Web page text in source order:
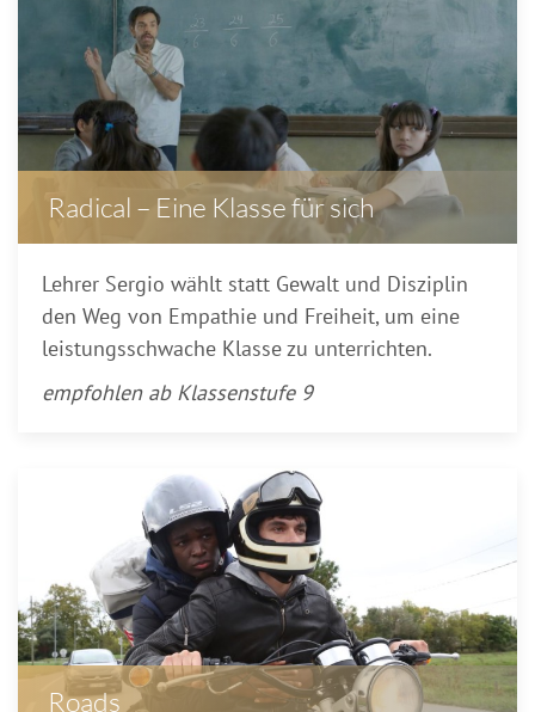
Radical – Eine Klasse für sich
Lehrer Sergio wählt statt Gewalt und Disziplin
den Weg von Empathie und Freiheit, um eine
leistungsschwache Klasse zu unterrichten.
empfohlen ab Klassenstufe 9
Roads